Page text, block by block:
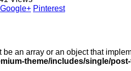
Google+ Pinterest
be an array or an object that
theme/includes/single/